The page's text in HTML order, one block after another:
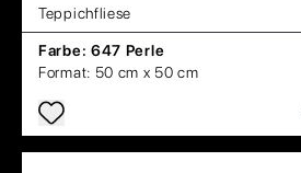
Teppichfliese
Farbe: 647 Perle
Format: 50 cm x 50 cm